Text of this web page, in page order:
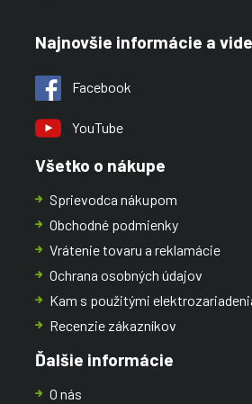
Najnovšie informácie a
Facebook
YouTube
Všetko o nákupe
Sprievodca nákupom
Obchodné podmienky
Vrátenie tovaru a reklamácie
Ochrana osobných údajov
Kam s použitými
Recenzie zákazníkov
Ďalšie informácie
O nás